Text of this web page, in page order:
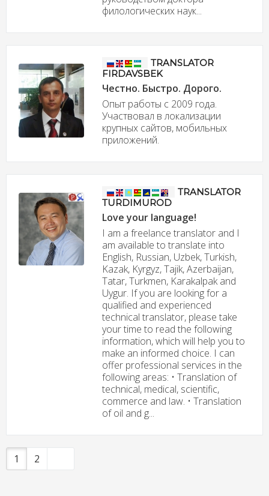
филологических наук...
TRANSLATOR
FIRDAVSBEK
Честно. Быстро. Дорого.
Опыт работы с 2009 года.
Участвовал в локализации
крупных сайтов, мобильных
приложений.
TRANSLATOR
TURDIMUROD
Love your language!
I am a freelance translator and I
am available to translate into
English, Russian, Uzbek, Turkish,
Kazak, Kyrgyz, Tajik, Azerbaijan,
Tatar, Turkmen, Karakalpak and
Uygur. If you are looking for a
qualified and experienced
technical translator, please take
your time to read the following
information, which will help you to
make an informed choice. I can
offer professional services in the
following areas: • Translation of
technical, medical, scientific,
commerce and law. • Translation
of oil and g...
1 2